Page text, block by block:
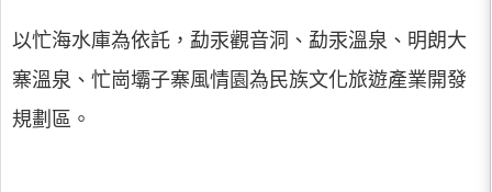
以忙海水庫為依託，勐汞觀音洞、勐汞溫泉、明朗大
寨溫泉、忙崗壩子寨風情園為民族文化旅遊產業開發
規劃區。